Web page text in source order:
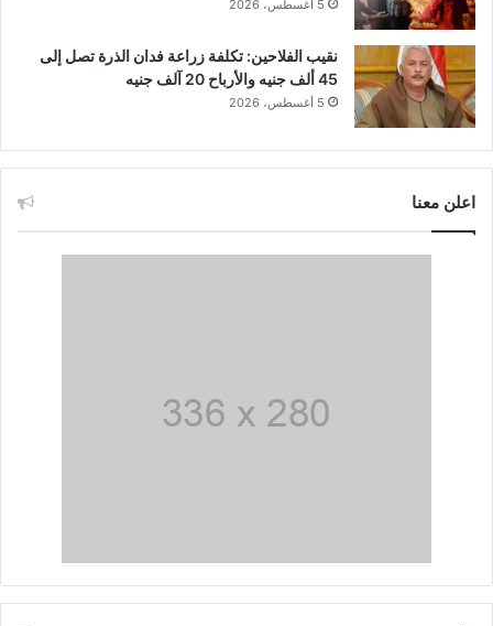
5 أغسطس، 2026
نقيب الفلاحين: تكلفة زراعة فدان الذرة تصل إلى
45 ألف جنيه والأرباح 20 آلف جنيه
5 أغسطس، 2026
اعلن معنا